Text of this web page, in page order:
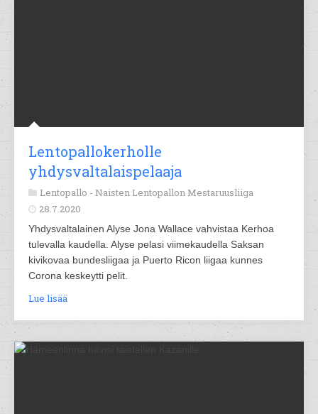
Lentopallokerholle
yhdysvaltalaispelaaja
Lentopallo - Naisten Lentopallon Mestaruusliiga
28.7.2020
Yhdysvaltalainen Alyse Jona Wallace vahvistaa Kerhoa
tulevalla kaudella. Alyse pelasi viimekaudella Saksan
kivikovaa bundesliigaa ja Puerto Ricon liigaa kunnes
Corona keskeytti pelit.
Lue lisää